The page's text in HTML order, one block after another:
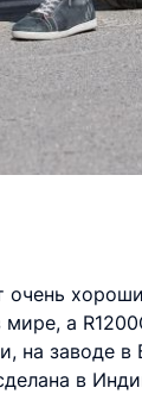
очень
а
на заводе
в